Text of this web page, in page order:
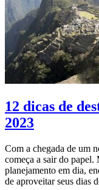
12 dicas de
2023
Com a chegada de um
começa a sair do papel.
planejamento em dia,
de aproveitar seus dias